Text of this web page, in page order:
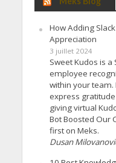
How Adding
Appreciation
3 juillet 2024
Sweet Kudos is
employee
within your
express
giving virtual
Bot Boosted Our
first on Meks.
Dusan